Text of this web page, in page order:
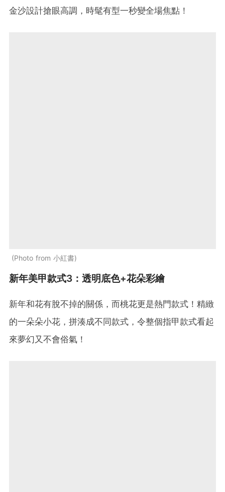
金沙設計搶眼高調，時髦有型一秒變全場焦點！
Photo from 小紅書
新年美甲款式3：透明底色+花朵彩繪
新年和花有脫不掉的關係，而桃花更是熱門款式！精緻
的一朵朵小花，拼湊成不同款式，令整個指甲款式看起
來夢幻又不會俗氣！